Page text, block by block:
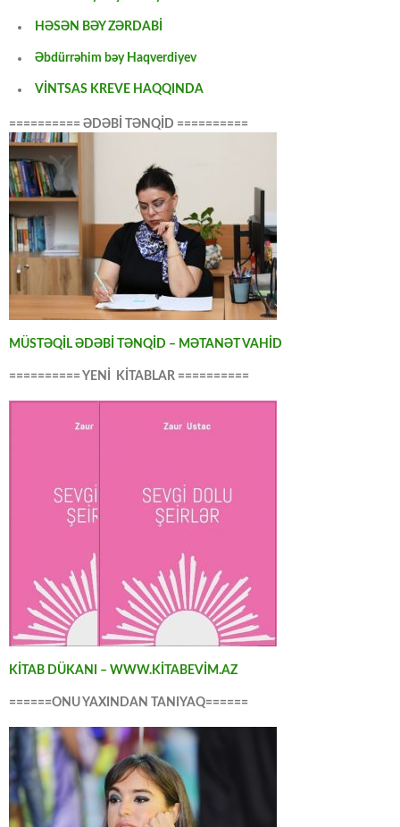
HƏSƏN BƏY ZƏRDABİ
Əbdürrəhim bəy Haqverdiyev
VİNTSAS KREVE HAQQINDA
========== ƏDƏBİ TƏNQİD ==========
MÜSTƏQİL ƏDƏBİ TƏNQİD – MƏTANƏT VAHİD
========== YENİ KİTABLAR ==========
KİTAB DÜKANI – WWW.KİTABEVİM.AZ
======ONU YAXINDAN TANIYAQ======